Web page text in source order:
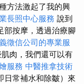
方法激起了我的興
長照中心服務 說到
部按摩，透過治療腳
徵信公司的專業服
肉，我們還可以有
服務 中醫推拿技術
日常補水和除皺）來